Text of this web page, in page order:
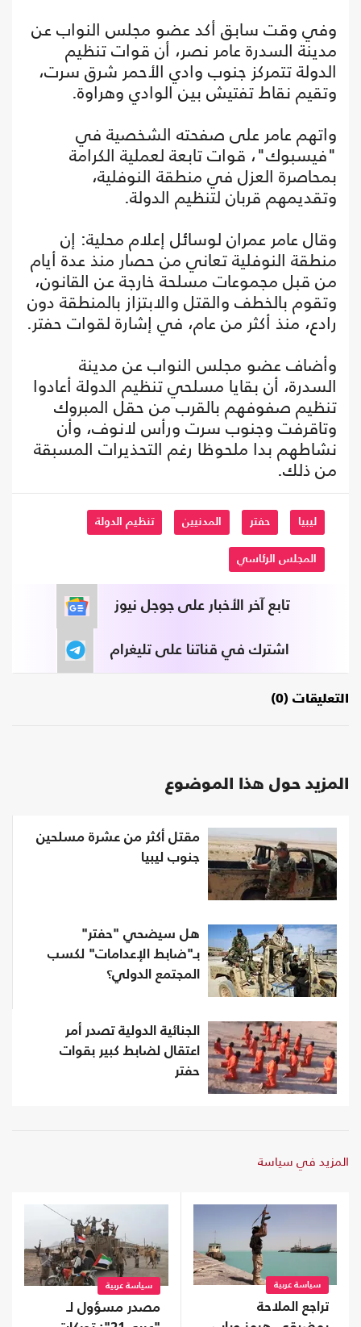
وفي وقت سابق أكد عضو مجلس النواب عن
مدينة السدرة عامر نصر، أن قوات تنظيم
الدولة تتمركز جنوب وادي الأحمر شرق سرت،
وتقيم نقاط تفتيش بين الوادي وهراوة.
واتهم عامر على صفحته الشخصية في
"فيسبوك"، قوات تابعة لعملية الكرامة
بمحاصرة العزل في منطقة النوفلية،
وتقديمهم قربان لتنظيم الدولة.
وقال عامر عمران لوسائل إعلام محلية: إن
منطقة النوفلية تعاني من حصار منذ عدة أيام
من قبل مجموعات مسلحة خارجة عن القانون،
وتقوم بالخطف والقتل والابتزاز بالمنطقة دون
رادع، منذ أكثر من عام، في إشارة لقوات حفتر.
وأضاف عضو مجلس النواب عن مدينة
السدرة، أن بقايا مسلحي تنظيم الدولة أعادوا
تنظيم صفوفهم بالقرب من حقل المبروك
وتاقرفت وجنوب سرت ورأس لانوف، وأن
نشاطهم بدا ملحوظا رغم التحذيرات المسبقة
من ذلك.
ليبيا حفتر المدنيين تنظيم الدولة
المجلس الرئاسي
تابع آخر الأخبار على جوجل نيوز
اشترك في قناتنا على تليغرام
التعليقات (0)
المزيد حول هذا الموضوع
مقتل أكثر من عشرة مسلحين
جنوب ليبيا‎
هل سيضحي "حفتر"
بـ"ضابط الإعدامات" لكسب
المجتمع الدولي؟
الجنائية الدولية تصدر أمر
اعتقال لضابط كبير بقوات
حفتر
المزيد في سياسة
سياسة عربية
تراجع الملاحة
سياسة عربية
مصدر مسؤول لـ